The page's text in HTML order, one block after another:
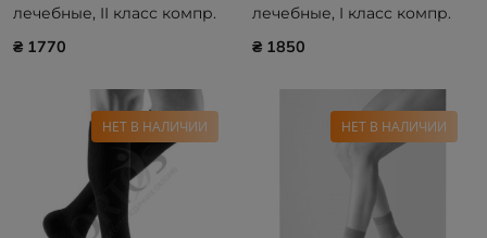
лечебные, II класс компр.
Medi mediven COMFORT
₴ 1770
лечебные, I класс компр.
Medi mediven PLUS
₴ 1850
НЕТ В НАЛИЧИИ НЕТ В НАЛИЧИИ